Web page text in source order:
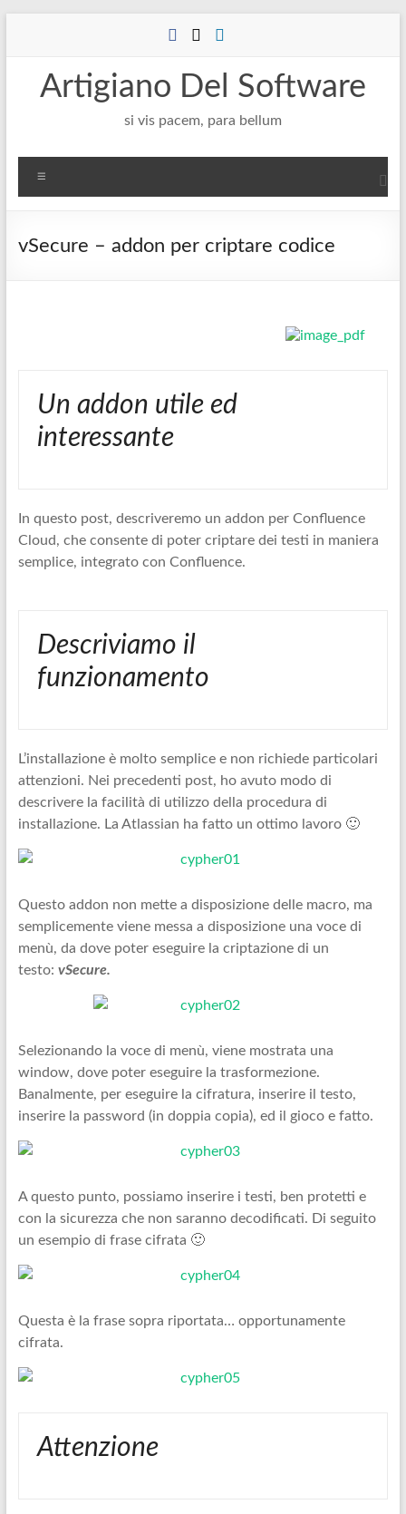
Artigiano Del Software
si vis pacem, para bellum
vSecure – addon per criptare codice
Un addon utile ed
interessante
In questo post, descriveremo un addon per Confluence
Cloud, che consente di poter criptare dei testi in maniera
semplice, integrato con Confluence.
Descriviamo il
funzionamento
L’installazione è molto semplice e non richiede particolari
attenzioni. Nei precedenti post, ho avuto modo di
descrivere la facilità di utilizzo della procedura di
installazione. La Atlassian ha fatto un ottimo lavoro 🙂
Questo addon non mette a disposizione delle macro, ma
semplicemente viene messa a disposizione una voce di
menù, da dove poter eseguire la criptazione di un
testo: vSecure.
Selezionando la voce di menù, viene mostrata una
window, dove poter eseguire la trasformezione.
Banalmente, per eseguire la cifratura, inserire il testo,
inserire la password (in doppia copia), ed il gioco e fatto.
A questo punto, possiamo inserire i testi, ben protetti e
con la sicurezza che non saranno decodificati. Di seguito
un esempio di frase cifrata 🙂
Questa è la frase sopra riportata… opportunamente
cifrata.
Attenzione